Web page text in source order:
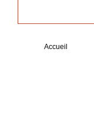
Accueil